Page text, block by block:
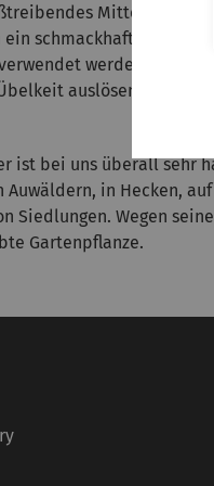
Mittel, lässt
schmackhafter Sirup
werden, da sie
auslösen.
ist bei uns überall sehr
Auwäldern, in Hecken,
Siedlungen. Wegen
Gartenpflanze.